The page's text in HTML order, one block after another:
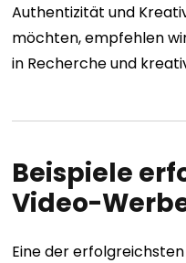
Authentizität und
möchten, empfehlen
in Recherche und
Beispiele
Video-
Eine der